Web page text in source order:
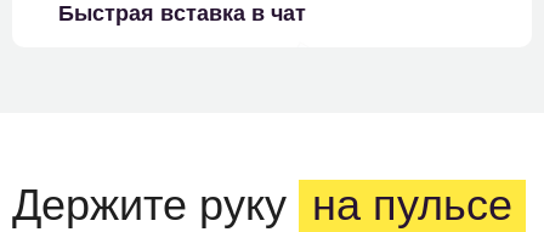
Быстрая вставка в чат
Держите руку на пульсе